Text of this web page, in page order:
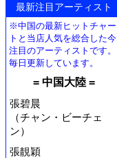
最新注目アーティスト
※中国の最新ヒットチャー
トと当店人気を総合した今
注目のアーティストです。
毎日更新しています。
= 中国大陸 =
張碧晨
（チャン・ビーチェ
ン）
張靚穎